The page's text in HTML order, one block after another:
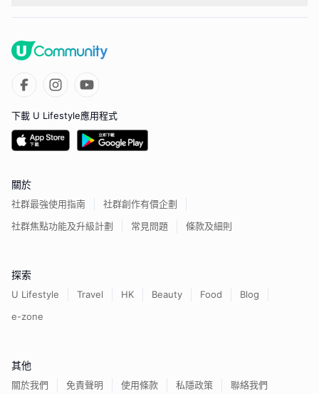
下載 U Lifestyle應用程式
關於
社群最強使用指南
社群創作有價企劃
社群焦點功能及升級計劃
常見問題 條款及細則
探索
U Lifestyle Travel HK Beauty Food
Blog
e-zone
其他
關於我們 免責聲明 使用條款 私隱政策 聯絡我們